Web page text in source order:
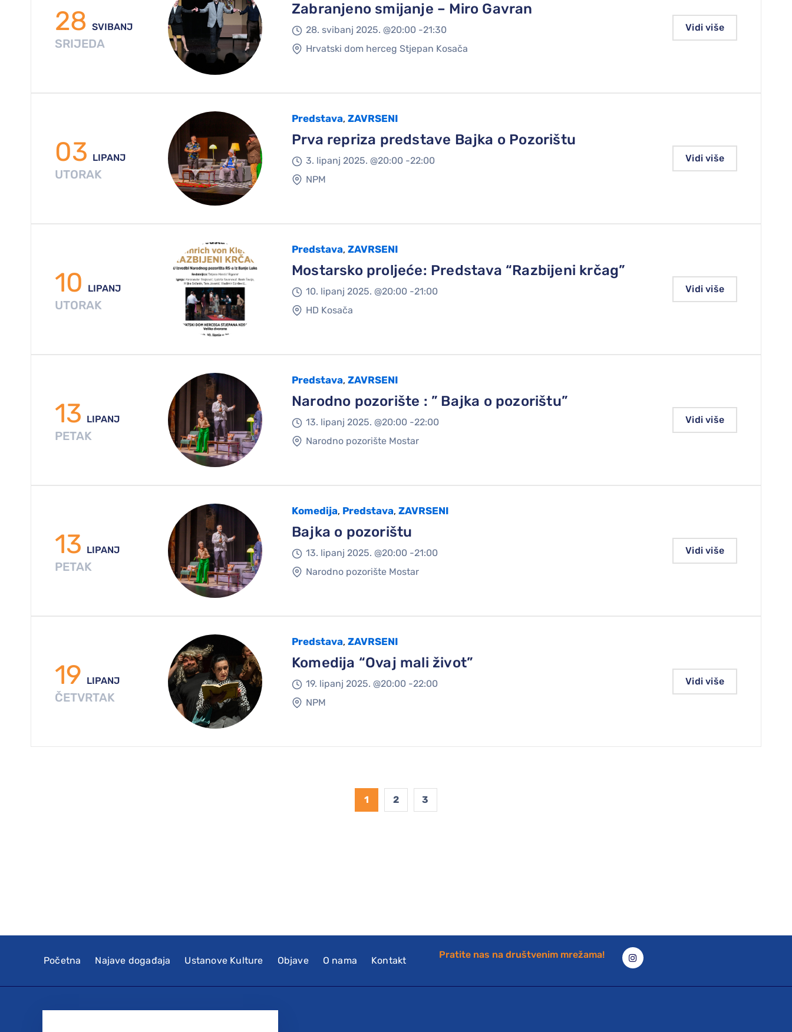
28SVIBANJ
SRIJEDA
Zabranjeno smijanje – Miro Gavran
28. svibanj 2025. @20:00 -21:30
Hrvatski dom herceg Stjepan Kosača
Vidi više
03LIPANJ
UTORAK
Predstava, ZAVRSENI
Prva repriza predstave Bajka o Pozorištu
3. lipanj 2025. @20:00 -22:00
NPM
Vidi više
10LIPANJ
UTORAK
Predstava, ZAVRSENI
Mostarsko proljeće: Predstava “Razbijeni krčag”
10. lipanj 2025. @20:00 -21:00
HD Kosača
Vidi više
13LIPANJ
PETAK
Predstava, ZAVRSENI
Narodno pozorište : ” Bajka o pozorištu”
13. lipanj 2025. @20:00 -22:00
Narodno pozorište Mostar
Vidi više
13LIPANJ
PETAK
Komedija, Predstava, ZAVRSENI
Bajka o pozorištu
13. lipanj 2025. @20:00 -21:00
Narodno pozorište Mostar
Vidi više
19LIPANJ
ČETVRTAK
Predstava, ZAVRSENI
Komedija “Ovaj mali život”
19. lipanj 2025. @20:00 -22:00
NPM
Vidi više
1 2 3
Početna Najave događaja Ustanove Kulture Objave O nama Kontakt
Pratite nas na društvenim mrežama!